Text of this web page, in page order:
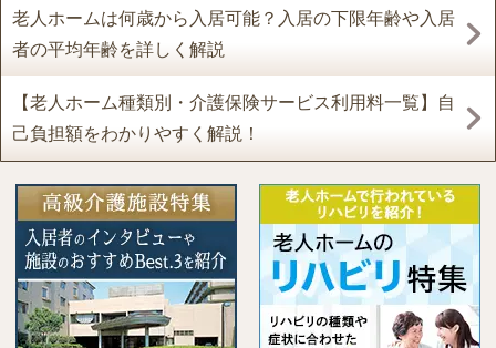
老人ホームは何歳から入居可能？入居の下限年齢や入居
者の平均年齢を詳しく解説
【老人ホーム種類別・介護保険サービス利用料一覧】自
己負担額をわかりやすく解説！